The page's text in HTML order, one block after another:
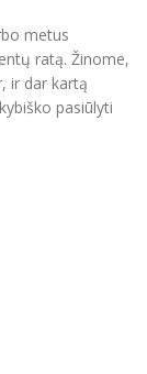
metus
ratą. Žinome,
ir dar kartą
pasiūlyti